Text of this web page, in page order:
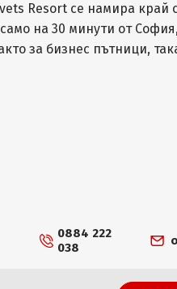
Resort се намира край
на 30 минути от
за бизнес пътници,
0884 222
038